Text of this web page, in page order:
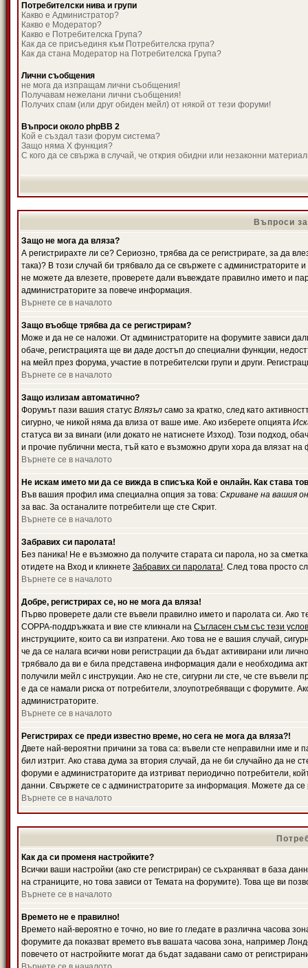
Потребителски нива и групи
Какво е Администратор?
Какво е Модератор?
Какво е Потребителска Група?
Как да се присъединя към Потребителска група?
Как да стана Модератор на Потребителска Група?
Лични съобщения
не мога да изпращам лични съобщения!
Получавам нежелани лични съобщения!
Получих спам (или друг обиден мейл) от някой от тези форуми!
Въпроси около phpBB 2
Кой е създал тази форум система?
Защо няма X функция?
С кого да се свържа в случай, че открия обидни или незаконни
Въпроси
Защо не мога да вляза?
А регистрирахте ли се? Сериозно, трябва да се регистрирате, за да
така)? В този случай би трябвало да се свържете с администраторите
не можете да влезете, проверете дали въвеждате правилно името и
администраторите за повече информация.
Върнете се в началото
Защо въобще трябва да се регистрирам?
Може и да не се наложи. От администраторите на форумите зависи
обаче, регистрацията ще ви даде достъп до специални функции,
на мейл през форума, участие в потребителски групи и други.
Върнете се в началото
Защо излизам автоматично?
Форумът пази вашия статус Влязъл само за кратко, след като
сигурно, че никой няма да влиза от ваше име. Ако изберете опцията
статуса ви за винаги (или докато не натиснете Изход). Този подход,
и прочие публични места, тъй като е възможно други хора да влязат
Върнете се в началото
Не искам името ми да се вижда в списъка Кой е онлайн. Как става
Във вашия профил има специална опция за това: Скриване на вашия
за вас. За останалите потребители ще сте Скрит.
Върнете се в началото
Забравих си паролата!
Без паника! Не е възможно да получите старата си парола, но за
отидете на Вход и кликнете Забравих си паролата!. След това просто
Върнете се в началото
Добре, регистрирах се, но не мога да вляза!
Първо проверете дали сте въвели правилно името и паролата си. Ако
COPPA-поддръжката и вие сте кликнали на Съгласен съм със тези
инструкциите, които са ви изпратени. Ако това не е вашия случай,
че да се налага всички нови регистрации да бъдат активирани или
трябвало да ви е била представена информация дали е необходима
получили мейл с инструкции. Ако не сте, сигурни ли сте, че сте
е да се намали риска от потребители, злоупотребяващи с форумите.
администраторите.
Върнете се в началото
Регистрирах се преди известно време, но сега не мога да вляза?!
Двете най-вероятни причини за това са: въвели сте неправилни име и
бил изтрит. Ако става дума за втория случай, да не би случайно да
форуми е администраторите да изтриват периодично потребители,
данни. Свържете се с администраторите за информация. Можете да се
Върнете се в началото
Как да си променя настройките?
Всички ваши настройки (ако сте регистриран) се съхраняват в база
на страниците, но това зависи от Темата на форумите). Това ще ви
Върнете се в началото
Времето не е правилно!
Времето най-вероятно е точно, но вие го гледате в различна часова
форумите да показват времето във вашата часова зона, например
повечето от настройките могат да бъдат задавани само от